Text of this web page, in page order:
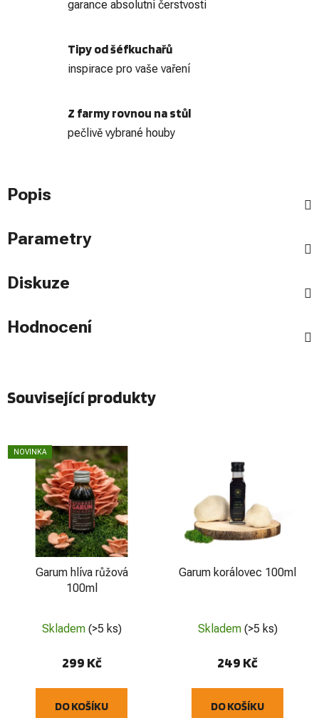
garance absolutní čerstvosti
Tipy od šéfkuchařů
inspirace pro vaše vaření
Z farmy rovnou na stůl
pečlivě vybrané houby
Popis
Parametry
Diskuze
Hodnocení
Související produkty
NOVINKA
Garum hlíva růžová
100ml
Skladem (>5 ks)
299 Kč
DO KOŠÍKU
Garum korálovec 100ml
Skladem (>5 ks)
249 Kč
DO KOŠÍKU